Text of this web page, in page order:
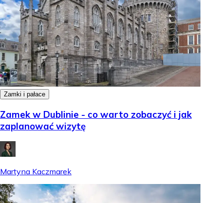
Zamki i pałace
Zamek w Dublinie - co warto zobaczyć i jak
zaplanować wizytę
Martyna Kaczmarek